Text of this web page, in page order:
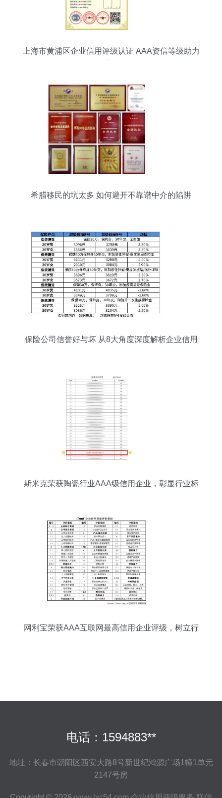
上海市黄浦区企业信用评级认证 AAA资信等级助力
希腊移民的坑太多 如何避开不靠谱中介的陷阱
保险公司信誉好与坏 从8大角度深度解析企业信用
斯米克荣获陶瓷行业AAA级信用企业，彰显行业标
网利宝荣获AAA互联网最高信用企业评级，树立行
电话：1594883**
地址：长春市朝阳区西安大路8号新世纪鸿源广场1幢1单元
2147号房